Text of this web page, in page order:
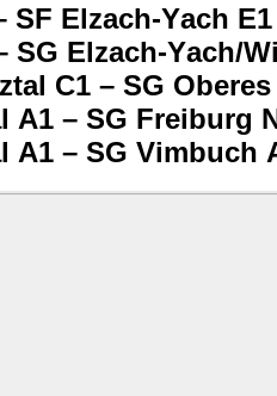
SF Elzach-Yach
SG Elzach-Yach/
C1 – SG
A1 – SG Freiburg
A1 – SG Vimbuch